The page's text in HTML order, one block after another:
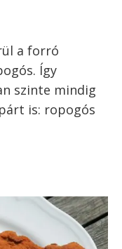
helye a
esetében
a bunda
rántott szelet –
képez a hús
sütés alatt.
a húst